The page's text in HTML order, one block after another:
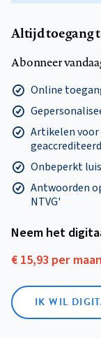
Altijd toegang
Abonneer
Online
Artikelen
Onbeperkt
Antwoorden
NTVG'
Neem het
€ 15,93 per
IK WIL